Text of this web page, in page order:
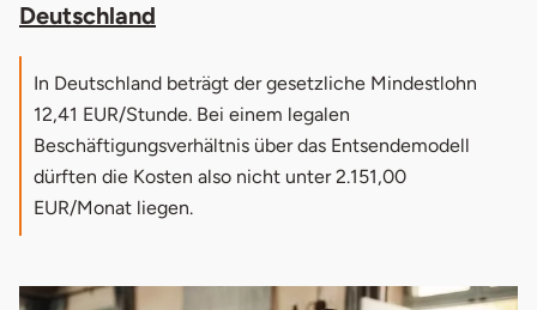
Deutschland
In Deutschland beträgt der gesetzliche Mindestlohn
12,41 EUR/Stunde. Bei einem legalen
Beschäftigungsverhältnis über das Entsendemodell
dürften die Kosten also nicht unter 2.151,00
EUR/Monat liegen.